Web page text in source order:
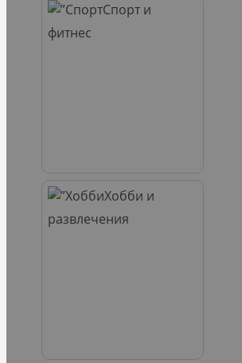
Спорт и
фитнес
Хобби и
развлечения